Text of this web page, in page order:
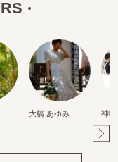
大橋 あゆみ 神頃